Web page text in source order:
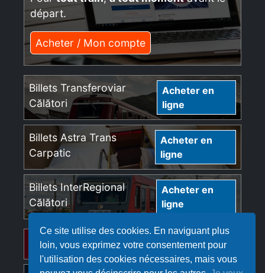
Ce site utilise des cookies. En naviguant plus
loin, vous exprimez votre consentement pour
l'utilisation des cookies nécessaires, mais vous
départ.
Acheter / Mon compte
Billets Transferoviar
Călători
Acheter en
ligne
Billets Astra Trans
Carpatic
Acheter en
ligne
Billets InterRegional
Călători
Acheter en
ligne
Billets Regio Călători Acheter en ligne